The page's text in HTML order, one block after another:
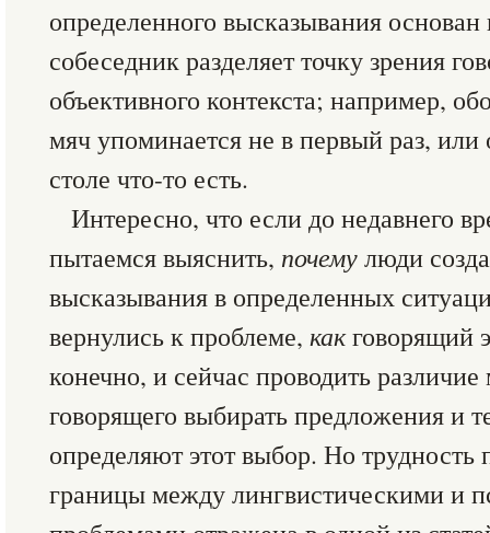
определенного высказывания
собеседник разделяет точку зрения
объективного контекста; например,
мяч упоминается не в первый раз,
столе что-то есть.
Интересно, что если до недавнего
пытаемся выяснить, почемулюди
высказывания в определенных
вернулись к проблеме, какговорящий
конечно, и сейчас проводить
говорящего выбирать предло­жения и
определяют этот вы­бор. Но трудность
границы между лингвистическими и